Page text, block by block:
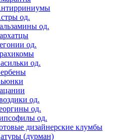
од.
од.
од.
од.
од.
од.
од.
дизайнерские клумбы
(дурман)